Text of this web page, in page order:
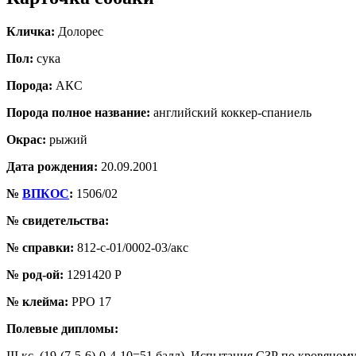
Кличка: Долорес
Пол: сука
Порода: АКС
Порода полное название: английский коккер-спаниель
Окрас: рыжий
Дата рождения: 20.09.2001
№ ВПКОС: 1506/02
№ свидетельства:
№ справки: 812-с-01/0002-03/акс
№ род-ой: 1291420 Р
№ клейма: РРО 17
Полевые дипломы: